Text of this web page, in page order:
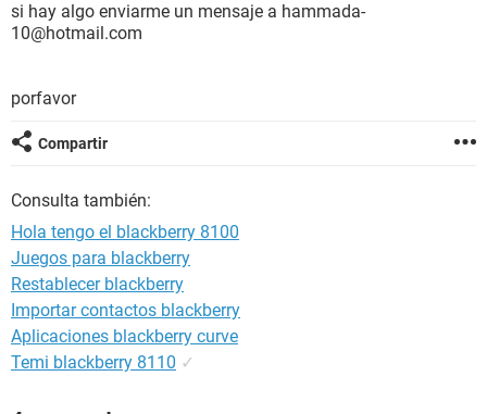
si hay algo enviarme un mensaje a hammada-
10@hotmail.com
porfavor
Compartir
Consulta también:
Hola tengo el blackberry 8100
Juegos para blackberry
Restablecer blackberry
Importar contactos blackberry
Aplicaciones blackberry curve
Temi blackberry 8110 ✓